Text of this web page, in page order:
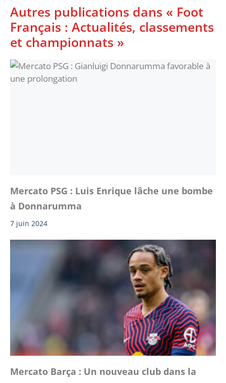
Autres publications dans « Foot
Français : Actualités, classements
et championnats »
Mercato PSG : Luis Enrique lâche une bombe
à Donnarumma
7 juin 2024
Mercato Barça : Un nouveau club dans la